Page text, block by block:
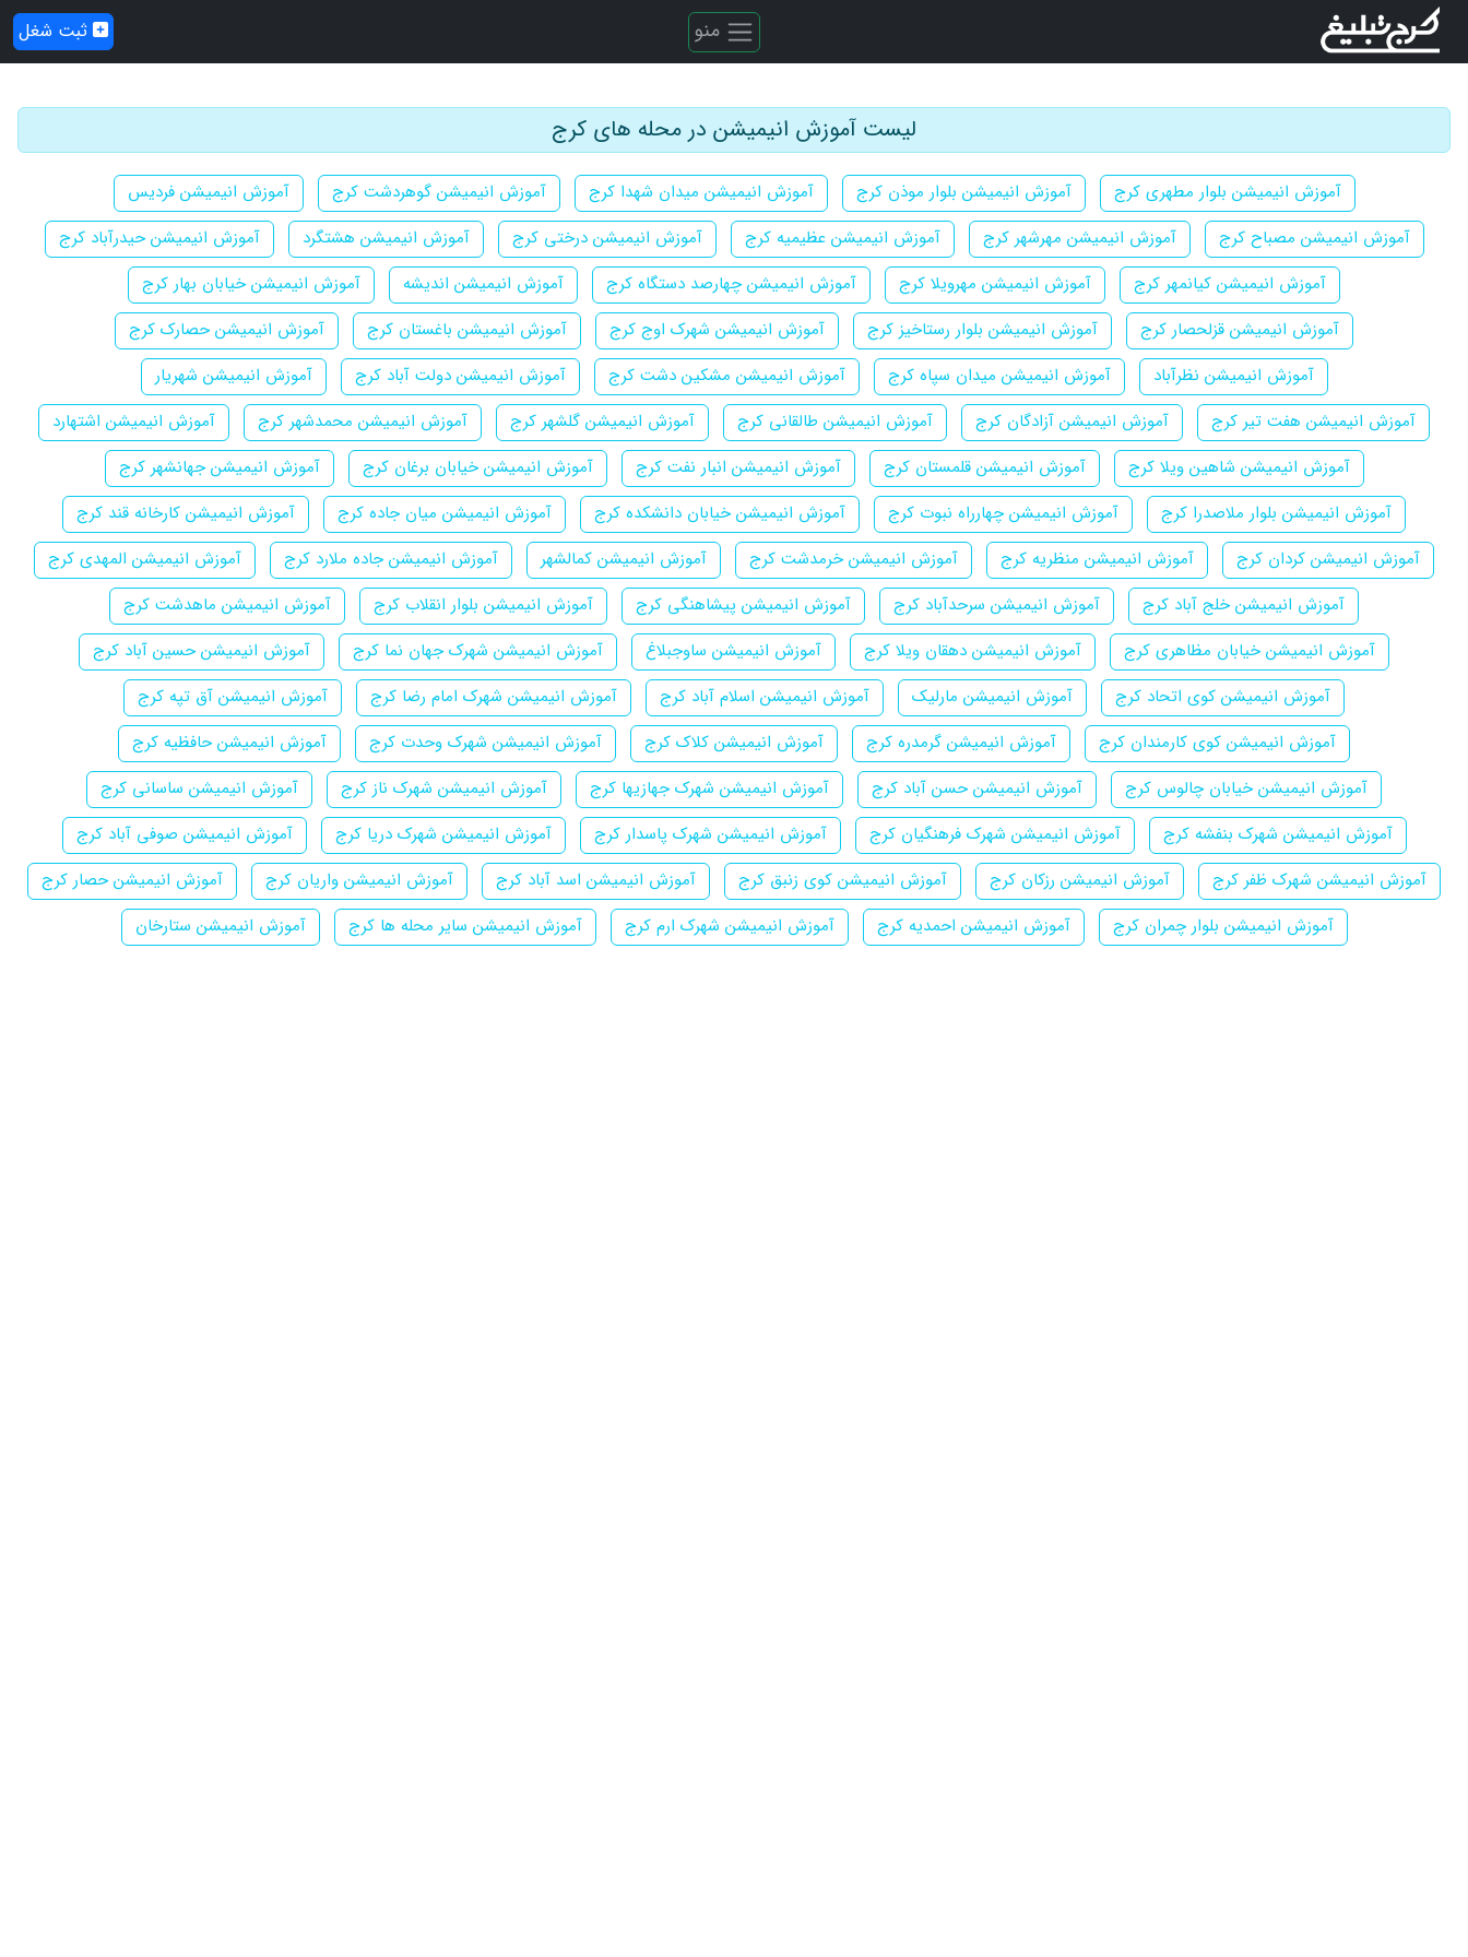
منو ثبت شغل
لیست آموزش انیمیشن در محله های کرج
آموزش انیمیشن بلوار مطهری کرج آموزش انیمیشن بلوار موذن کرج آموزش انیمیشن میدان شهدا کرج آموزش انیمیشن گوهردشت کرج
آموزش انیمیشن فردیس
آموزش انیمیشن مصباح کرج
آموزش انیمیشن مهرشهر کرج آموزش انیمیشن عظیمیه کرج آموزش انیمیشن درختی کرج آموزش انیمیشن هشتگرد
آموزش انیمیشن حیدرآباد کرج
آموزش انیمیشن کیانمهر کرج
آموزش انیمیشن مهرویلا کرج آموزش انیمیشن چهارصد دستگاه کرج آموزش انیمیشن اندیشه
آموزش انیمیشن خیابان بهار کرج
آموزش انیمیشن قزلحصار کرج
آموزش انیمیشن بلوار رستاخیز کرج آموزش انیمیشن شهرک اوج کرج آموزش انیمیشن باغستان کرج
آموزش انیمیشن حصارک کرج
آموزش انیمیشن نظرآباد
آموزش انیمیشن میدان سپاه کرج آموزش انیمیشن مشکین دشت کرج آموزش انیمیشن دولت آباد کرج
آموزش انیمیشن شهریار
آموزش انیمیشن هفت تیر کرج
آموزش انیمیشن آزادگان کرج آموزش انیمیشن طالقانی کرج آموزش انیمیشن گلشهر کرج آموزش انیمیشن محمدشهر کرج
آموزش انیمیشن اشتهارد
آموزش انیمیشن شاهین ویلا کرج
آموزش انیمیشن قلمستان کرج آموزش انیمیشن انبار نفت کرج آموزش انیمیشن خیابان برغان کرج
آموزش انیمیشن جهانشهر کرج
آموزش انیمیشن بلوار ملاصدرا کرج
آموزش انیمیشن چهارراه نبوت کرج آموزش انیمیشن خیابان دانشکده کرج آموزش انیمیشن میان جاده کرج
آموزش انیمیشن کارخانه قند کرج
آموزش انیمیشن کردان کرج
آموزش انیمیشن منظریه کرج آموزش انیمیشن خرمدشت کرج آموزش انیمیشن کمالشهر آموزش انیمیشن جاده ملارد کرج
آموزش انیمیشن المهدی کرج
آموزش انیمیشن خلج آباد کرج
آموزش انیمیشن سرحدآباد کرج آموزش انیمیشن پیشاهنگی کرج آموزش انیمیشن بلوار انقلاب کرج
آموزش انیمیشن ماهدشت کرج
آموزش انیمیشن خیابان مظاهری کرج
آموزش انیمیشن دهقان ویلا کرج آموزش انیمیشن ساوجبلاغ آموزش انیمیشن شهرک جهان نما کرج
آموزش انیمیشن حسین آباد کرج
آموزش انیمیشن کوی اتحاد کرج
آموزش انیمیشن مارلیک آموزش انیمیشن اسلام آباد کرج آموزش انیمیشن شهرک امام رضا کرج
آموزش انیمیشن آق تپه کرج
آموزش انیمیشن کوی کارمندان کرج
آموزش انیمیشن گرمدره کرج آموزش انیمیشن کلاک کرج آموزش انیمیشن شهرک وحدت کرج
آموزش انیمیشن حافظیه کرج
آموزش انیمیشن خیابان چالوس کرج
آموزش انیمیشن حسن آباد کرج آموزش انیمیشن شهرک جهازیها کرج آموزش انیمیشن شهرک ناز کرج
آموزش انیمیشن ساسانی کرج
آموزش انیمیشن شهرک بنفشه کرج
آموزش انیمیشن شهرک فرهنگیان کرج آموزش انیمیشن شهرک پاسدار کرج آموزش انیمیشن شهرک دریا کرج
آموزش انیمیشن صوفی آباد کرج
آموزش انیمیشن شهرک ظفر کرج
آموزش انیمیشن رزکان کرج آموزش انیمیشن کوی زنبق کرج آموزش انیمیشن اسد آباد کرج آموزش انیمیشن واریان کرج
آموزش انیمیشن حصار کرج
آموزش انیمیشن بلوار چمران کرج
آموزش انیمیشن احمدیه کرج آموزش انیمیشن شهرک ارم کرج آموزش انیمیشن سایر محله ها کرج آموزش انیمیشن ستارخان